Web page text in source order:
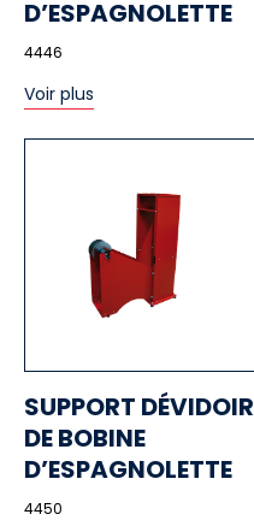
D’ESPAGNOLETTE
4446
Voir plus
SUPPORT DÉVIDOIR
DE BOBINE
D’ESPAGNOLETTE
4450